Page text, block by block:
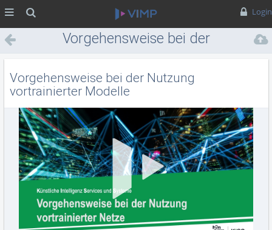
Login
Vorgehensweise bei der
Nutzung vortrainierter
Modelle
Vorgehensweise bei der Nutzung
vortrainierter Modelle